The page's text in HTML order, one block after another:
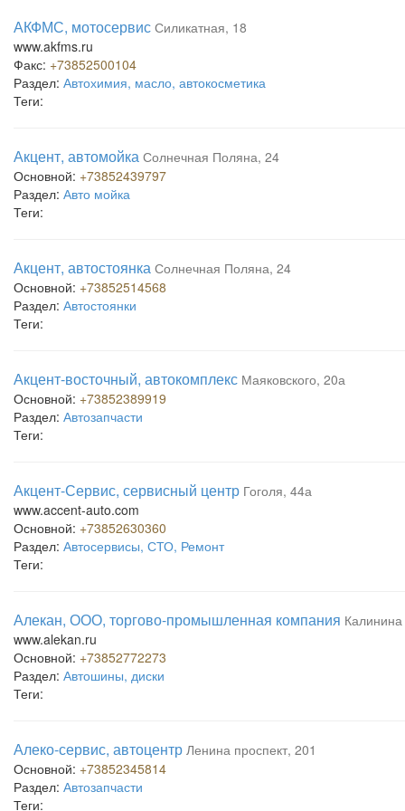
АКФМС, мотосервис Силикатная, 18
www.akfms.ru
Факс: +73852500104
Раздел: Автохимия, масло, автокосметика
Теги:
Акцент, автомойка Солнечная Поляна, 24
Основной: +73852439797
Раздел: Авто мойка
Теги:
Акцент, автостоянка Солнечная Поляна, 24
Основной: +73852514568
Раздел: Автостоянки
Теги:
Акцент-восточный, автокомплекс Маяковского, 20а
Основной: +73852389919
Раздел: Автозапчасти
Теги:
Акцент-Сервис, сервисный центр Гоголя, 44а
www.accent-auto.com
Основной: +73852630360
Раздел: Автосервисы, СТО, Ремонт
Теги:
Алекан, ООО, торгово-промышленная компания
www.alekan.ru
Основной: +73852772273
Раздел: Автошины, диски
Теги:
Алеко-сервис, автоцентр Ленина проспект, 201
Основной: +73852345814
Раздел: Автозапчасти
Теги: